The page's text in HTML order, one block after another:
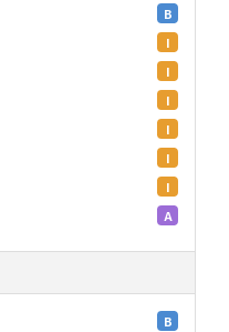
B
I
I
I
I
I
I
A
B